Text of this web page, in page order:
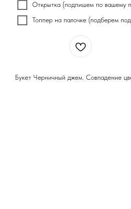
Открытка (подпишем по вашему
Топпер на палочке (подберем
Букет Черничный джем. Совпадение